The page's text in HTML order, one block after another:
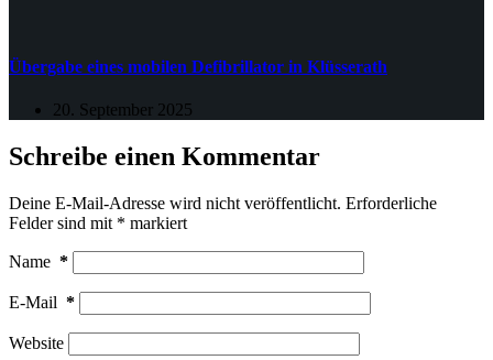
Übergabe eines mobilen Defibrillator in Klüsserath
20. September 2025
Schreibe einen Kommentar
Deine E-Mail-Adresse wird nicht veröffentlicht. Erforderliche
Felder sind mit * markiert
Name *
E-Mail *
Website